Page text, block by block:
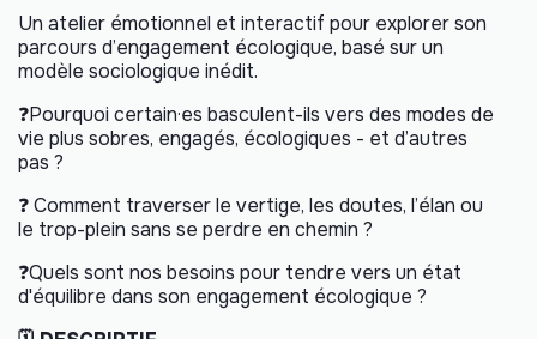
Un atelier émotionnel et interactif pour explorer son
parcours d’engagement écologique, basé sur un
modèle sociologique inédit.
❓Pourquoi certain·es basculent-ils vers des modes de
vie plus sobres, engagés, écologiques - et d’autres
pas ?
❓ Comment traverser le vertige, les doutes, l’élan ou
le trop-plein sans se perdre en chemin ?
❓Quels sont nos besoins pour tendre vers un état
d'équilibre dans son engagement écologique ?